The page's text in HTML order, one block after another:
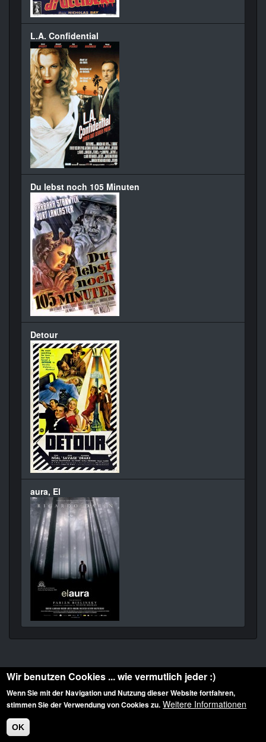
L.A. Confidential
Du lebst noch 105 Minuten
Detour
aura, El
Diese Website ist urheberrechtlich geschützt: © 2010-2026 der Film Noir de. Alle
Rechte vorbehalten.
Wir benutzen Cookies ... wie vermutlich jeder :)
Wenn Sie mit der Navigation und Nutzung dieser Website fortfahren,
stimmen Sie der Verwendung von Cookies zu. Weitere Informationen
OK